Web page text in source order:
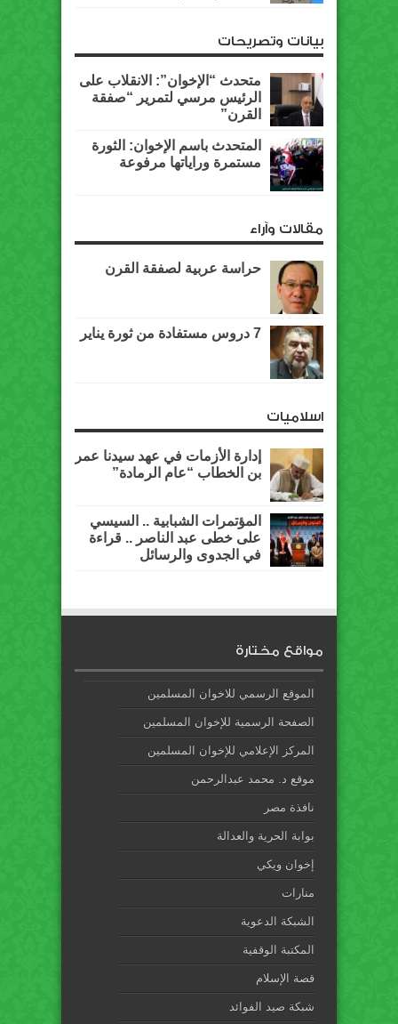
بيانات وتصريحات
متحدث “الإخوان”: الانقلاب على
الرئيس مرسي لتمرير “صفقة
القرن”
المتحدث باسم الإخوان: الثورة
مستمرة وراياتها مرفوعة
مقالات وآراء
حراسة عربية لصفقة القرن
7 دروس مستفادة من ثورة يناير
اسلاميات
إدارة الأزمات في عهد سيدنا عمر
بن الخطاب “عام الرمادة”
المؤتمرات الشبابية .. السيسي
على خطى عبد الناصر .. قراءة
في الجدوى والرسائل
مواقع مختارة
الموقع الرسمي للاخوان المسلمين
الصفحة الرسمية للإخوان المسلمين
المركز الإعلامي للإخوان المسلمين
موقع د. محمد عبدالرحمن
نافذة مصر
بوابة الحرية والعدالة
إخوان ويكي
منارات
الشبكة الدعوية
المكتبة الوقفية
قصة الإسلام
شبكة صيد الفوائد